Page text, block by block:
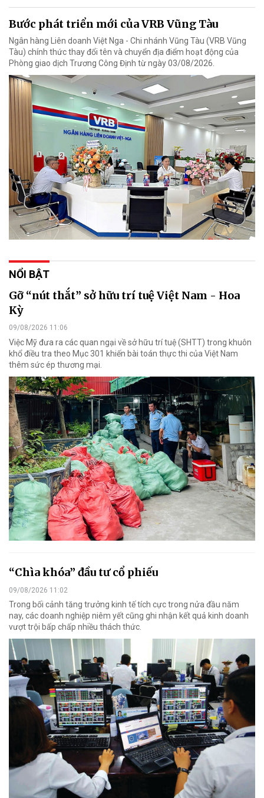
Bước phát triển mới của VRB Vũng Tàu
Ngân hàng Liên doanh Việt Nga - Chi nhánh Vũng Tàu (VRB Vũng
Tàu) chính thức thay đổi tên và chuyển địa điểm hoạt động của
Phòng giao dịch Trương Công Định từ ngày 03/08/2026.
NỔI BẬT
Gỡ “nút thắt” sở hữu trí tuệ Việt Nam - Hoa
Kỳ
09/08/2026 11:06
Việc Mỹ đưa ra các quan ngại về sở hữu trí tuệ (SHTT) trong khuôn
khổ điều tra theo Mục 301 khiến bài toán thực thi của Việt Nam
thêm sức ép thương mại.
“Chìa khóa” đầu tư cổ phiếu
09/08/2026 11:02
Trong bối cảnh tăng trưởng kinh tế tích cực trong nửa đầu năm
nay, các doanh nghiệp niêm yết cũng ghi nhận kết quả kinh doanh
vượt trội bấp chấp nhiều thách thức.